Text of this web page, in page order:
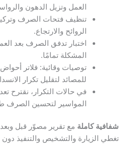
العمل وتزيل الدهون
تنظيف فتحات الصرف
الروائح والارتجاع.
اختبار تدفق الصرف بعد
المشكلة تمامًا.
توصيات وقائية: فلاتر
للمصائد لتقليل تكرار
في حالات التكرار، نقترح
المواسير لتحسين الصرف
شفافية كاملة مع تقرير مصوّر قبل
تغطي الزيارة والتشخيص والتنفيذ